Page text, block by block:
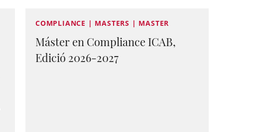
COMPLIANCE | MASTERS | MASTER
Máster en Compliance ICAB,
Edició 2026-2027